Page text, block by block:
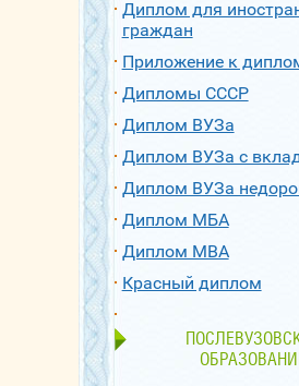
Диплом для
граждан
Приложение к
Дипломы СССР
Диплом ВУЗа
Диплом ВУЗа с
Диплом ВУЗа
Диплом МБА
Диплом МВА
Красный диплом